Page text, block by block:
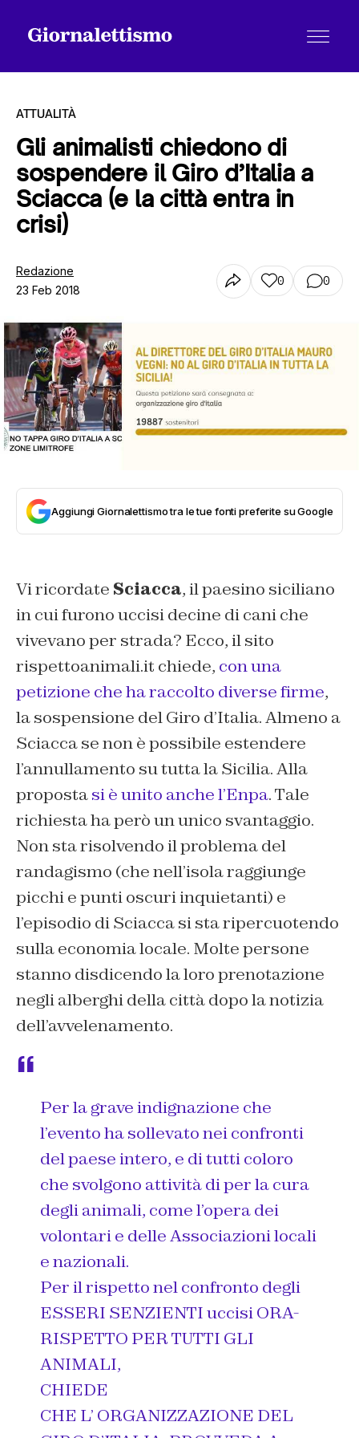
Tutti gli articoli
ATTUALITÀ
Gli animalisti chiedono di
sospendere il Giro d’Italia a
Sciacca (e la città entra in
crisi)
Redazione
23 Feb 2018
0 0
Aggiungi Giornalettismo tra le tue fonti preferite su Google
Vi ricordate Sciacca, il paesino siciliano
in cui furono uccisi decine di cani che
vivevano per strada? Ecco, il sito
rispettoanimali.it chiede, con una
petizione che ha raccolto diverse firme,
la sospensione del Giro d’Italia. Almeno a
Sciacca se non è possibile estendere
l’annullamento su tutta la Sicilia. Alla
propostasi è unito anche l’Enpa. Tale
richiesta ha però un unico svantaggio.
Non sta risolvendo il problema del
randagismo (che nell’isola raggiunge
picchi e punti oscuri inquietanti) e
l’episodio di Sciacca si sta ripercuotendo
sulla economia locale. Molte persone
stanno disdicendo la loro prenotazione
negli alberghi della città dopo la notizia
dell’avvelenamento.
Per la grave indignazione che
l’evento ha sollevato nei confronti
del paese intero, e di tutti coloro
che svolgono attività di per la cura
degli animali, come l’opera dei
volontari e delle Associazioni locali
e nazionali.
Per il rispetto nel confronto degli
ESSERI SENZIENTI uccisi ORA-
RISPETTO PER TUTTI GLI
ANIMALI,
CHIEDE
CHE L’ ORGANIZZAZIONE DEL